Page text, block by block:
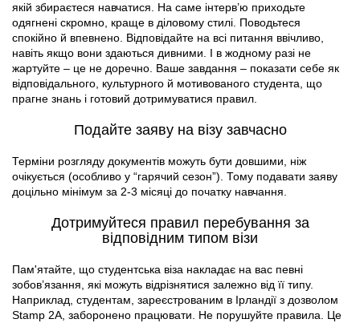
якій збираєтеся навчатися. На саме інтерв’ю приходьте
одягнені скромно, краще в діловому стилі. Поводьтеся
спокійно й впевнено. Відповідайте на всі питання ввічливо,
навіть якщо вони здаються дивними. І в жодному разі не
жартуйте – це не доречно. Ваше завдання – показати себе як
відповідального, культурного й мотивованого студента, що
прагне знань і готовий дотримуватися правил.
Подайте заяву на візу завчасно
Терміни розгляду документів можуть бути довшими, ніж
очікується (особливо у “гарячий сезон”). Тому подавати заяву
доцільно мінімум за 2-3 місяці до початку навчання.
Дотримуйтеся правил перебування за
відповідним типом візи
Пам'ятайте, що студентська віза накладає на вас певні
зобов’язання, які можуть відрізнятися залежно від її типу.
Наприклад, студентам, зареєстрованим в Ірландії з дозволом
Stamp 2A, заборонено працювати. Не порушуйте правила. Це